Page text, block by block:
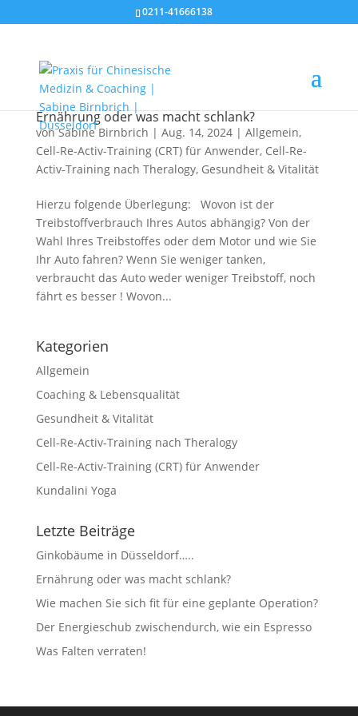
0211-41666138
Ernährung oder was macht schlank?
vonSabine Birnbrich | Aug. 14, 2024| Allgemein,
Cell-Re-Activ-Training (CRT) für Anwender, Cell-Re-
Activ-Training nach Theralogy, Gesundheit & Vitalität
Hierzu folgende Überlegung: Wovon ist der
Treibstoffverbrauch Ihres Autos abhängig? Von der
Wahl Ihres Treibstoffes oder dem Motor und wie Sie
Ihr Auto fahren? Wenn Sie weniger tanken,
verbraucht das Auto weder weniger Treibstoff, noch
fährt es besser ! Wovon...
Kategorien
Allgemein
Coaching & Lebensqualität
Gesundheit & Vitalität
Cell-Re-Activ-Training nach Theralogy
Cell-Re-Activ-Training (CRT) für Anwender
Kundalini Yoga
Letzte Beiträge
Ginkobäume in Düsseldorf…..
Ernährung oder was macht schlank?
Wie machen Sie sich fit für eine geplante Operation?
Der Energieschub zwischendurch, wie ein Espresso
Was Falten verraten!